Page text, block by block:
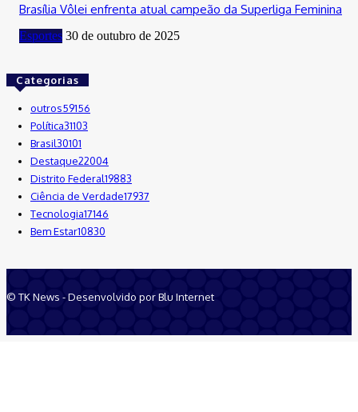
Brasília Vôlei enfrenta atual campeão da Superliga Feminina
Esportes 30 de outubro de 2025
Categorias
outros59156
Política31103
Brasil30101
Destaque22004
Distrito Federal19883
Ciência de Verdade17937
Tecnologia17146
Bem Estar10830
© TK News - Desenvolvido por Blu Internet